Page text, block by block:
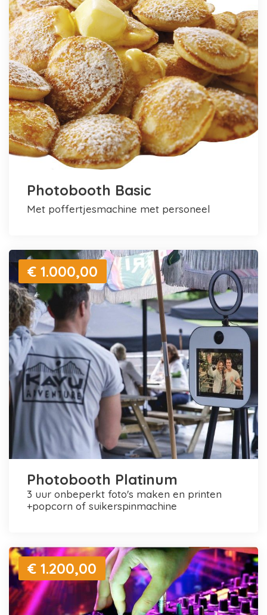
Photobooth Basic
met poffertjesmachine met personeel
€ 1.000,00
Photobooth Platinum
3 uur onbeperkt foto's maken en printen
+popcorn of suikerspinmachine
€ 1.200,00